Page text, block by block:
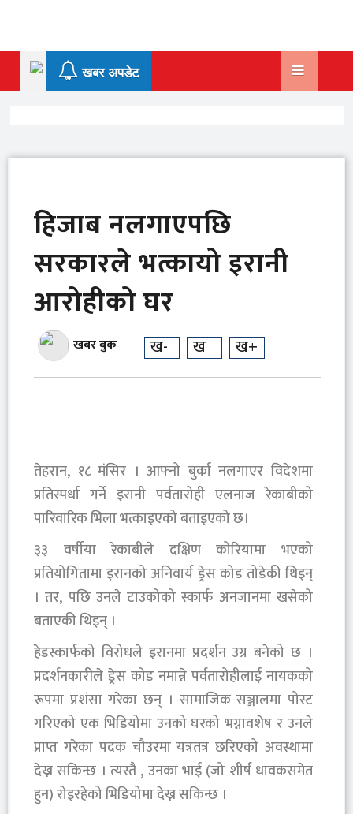
content
खबर अपडेट
हिजाब नलगाएपछि
सरकारले भत्कायो इरानी
आरोहीको घर
खबर बुक ख- ख ख+
तेहरान, १८ मंसिर । आफ्नो बुर्का नलगाएर विदेशमा
प्रतिस्पर्धा गर्ने इरानी पर्वतारोही एलनाज रेकाबीको
पारिवारिक भिला भत्काइएको बताइएको छ।
३३ वर्षीया रेकाबीले दक्षिण कोरियामा भएको
प्रतियोगितामा इरानको अनिवार्य ड्रेस कोड तोडेकी थिइन्
। तर, पछि उनले टाउकोको स्कार्फ अनजानमा खसेको
बताएकी थिइन् ।
हेडस्कार्फको विरोधले इरानमा प्रदर्शन उग्र बनेको छ ।
प्रदर्शनकारीले ड्रेस कोड नमान्ने पर्वतारोहीलाई नायकको
रूपमा प्रशंसा गरेका छन् । सामाजिक सञ्जालमा पोस्ट
गरिएको एक भिडियोमा उनको घरको भग्नावशेष र उनले
प्राप्त गरेका पदक चौउरमा यत्रतत्र छरिएको अवस्थामा
देख्न सकिन्छ । त्यस्तै , उनका भाई (जो शीर्ष धावकसमेत
हुन) रोइरहेको भिडियोमा देख्न सकिन्छ ।